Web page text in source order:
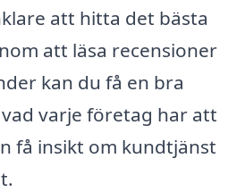
att hitta det bästa
att läsa recensioner
kan du få en bra
varje företag har att
få insikt om kundtjänst